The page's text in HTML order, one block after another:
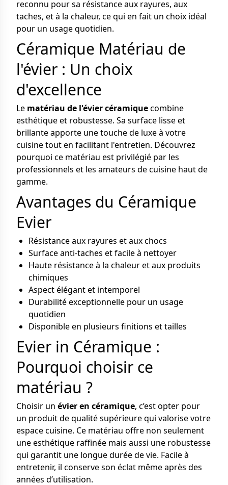
reconnu pour sa résistance aux rayures, aux
taches, et à la chaleur, ce qui en fait un choix idéal
pour un usage quotidien.
Céramique Matériau de
l'évier : Un choix
d'excellence
Le matériau de l'évier céramiquecombine
esthétique et robustesse. Sa surface lisse et
brillante apporte une touche de luxe à votre
cuisine tout en facilitant l'entretien. Découvrez
pourquoi ce matériau est privilégié par les
professionnels et les amateurs de cuisine haut de
gamme.
Avantages du Céramique
Evier
Résistance aux rayures et aux chocs
Surface anti-taches et facile à nettoyer
Haute résistance à la chaleur et aux produits
chimiques
Aspect élégant et intemporel
Durabilité exceptionnelle pour un usage
quotidien
Disponible en plusieurs finitions et tailles
Evier in Céramique :
Pourquoi choisir ce
matériau ?
Choisir un évier en céramique, c’est opter pour
un produit de qualité supérieure qui valorise votre
espace cuisine. Ce matériau offre non seulement
une esthétique raffinée mais aussi une robustesse
qui garantit une longue durée de vie. Facile à
entretenir, il conserve son éclat même après des
années d’utilisation.